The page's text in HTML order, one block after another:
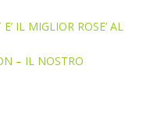
IL MIGLIOR ROSE’ AL
– IL NOSTRO